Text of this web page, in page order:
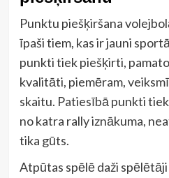
Punktu piešķiršana
īpaši tiem, kas ir jauni
punkti tiek piešķirti,
kvalitāti, piemēram,
skaitu. Patiesībā punkti
no katra rally iznākuma,
tika gūts.
Atpūtas spēlē daži